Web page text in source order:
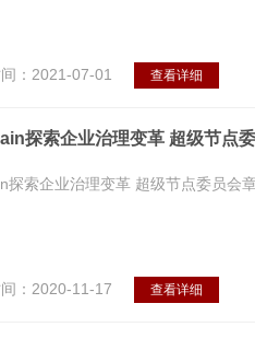
：2021-07-01 查看详细
探索企业治理变革 超级节点
探索企业治理变革 超级节点委员会
：2020-11-17 查看详细